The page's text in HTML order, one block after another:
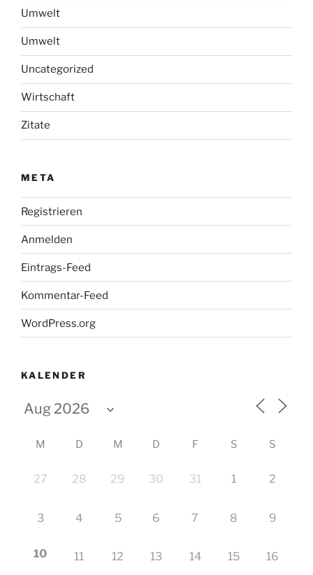
Umwelt
Umwelt
Uncategorized
Wirtschaft
Zitate
META
Registrieren
Anmelden
Eintrags-Feed
Kommentar-Feed
WordPress.org
KALENDER
M D M D F S S
27 28 29 30 31 1 2
3 4 5 6 7 8 9
10 11 12 13 14 15 16